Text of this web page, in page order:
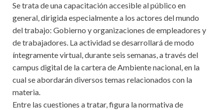
Se trata de una capacitación accesible al público en
general, dirigida especialmente a los actores del mundo
del trabajo: Gobierno y organizaciones de empleadores y
de trabajadores. La actividad se desarrollará de modo
íntegramente virtual, durante seis semanas, a través del
campus digital de la cartera de Ambiente nacional, en la
cual se abordarán diversos temas relacionados con la
materia.
Entre las cuestiones a tratar, figura la normativa de